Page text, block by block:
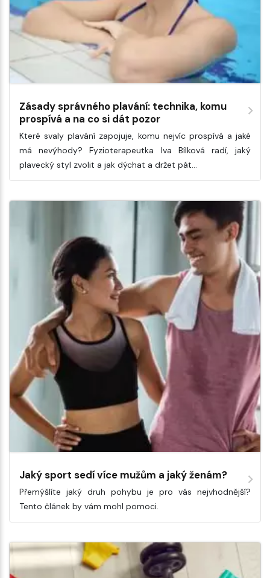
Zásady správného plavání: technika, komu
prospívá a na co si dát pozor
Které svaly plavání zapojuje, komu nejvíc prospívá a jaké
má nevýhody? Fyzioterapeutka Iva Bílková radí, jaký
plavecký styl zvolit a jak dýchat a držet pát…
Jaký sport sedí více mužům a jaký ženám?
Přemýšlíte jaký druh pohybu je pro vás nejvhodnější?
Tento článek by vám mohl pomoci.